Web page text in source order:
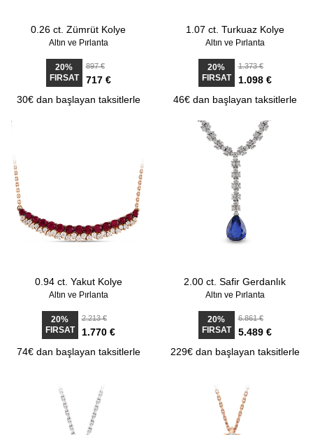
0.26 ct. Zümrüt Kolye
Altın ve Pırlanta
20%
FIRSAT
897 €
717 €
30€ dan başlayan taksitlerle
1.07 ct. Turkuaz Kolye
Altın ve Pırlanta
20%
FIRSAT
1.373 €
1.098 €
46€ dan başlayan taksitlerle
0.94 ct. Yakut Kolye
Altın ve Pırlanta
20%
FIRSAT
2.213 €
1.770 €
74€ dan başlayan taksitlerle
2.00 ct. Safir Gerdanlık
Altın ve Pırlanta
20%
FIRSAT
6.861 €
5.489 €
229€ dan başlayan taksitlerle